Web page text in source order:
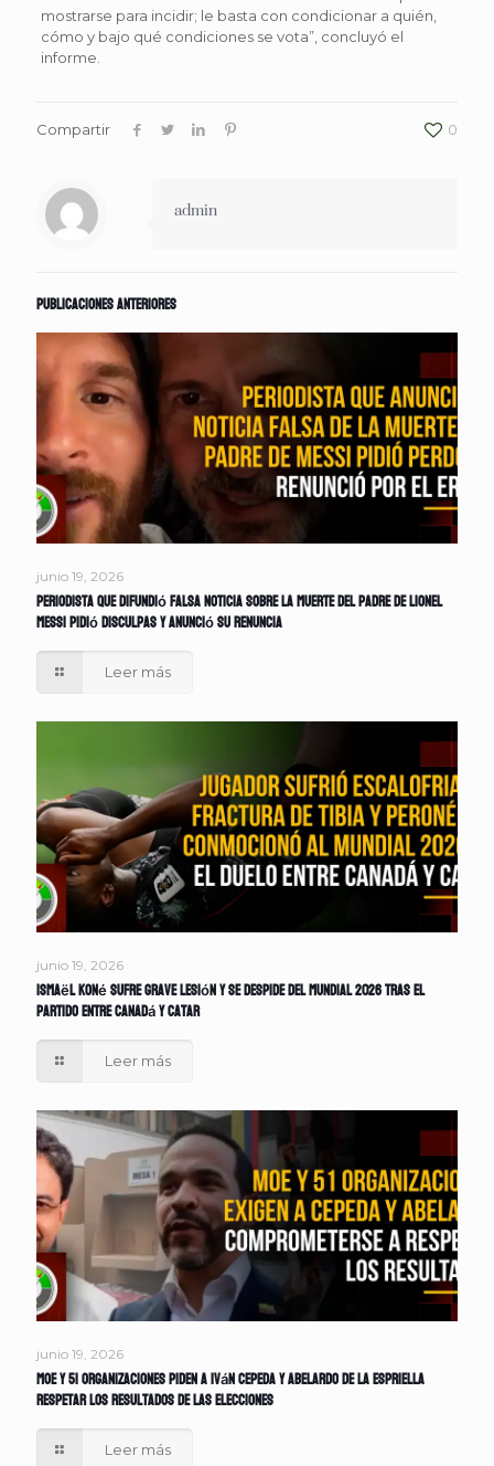
mostrarse para incidir; le basta con condicionar a quién,
cómo y bajo qué condiciones se vota”, concluyó el
informe.
Compartir 0
admin
Publicaciones anteriores
junio 19, 2026
Periodista que difundió falsa noticia sobre la muerte del padre de Lionel
Messi pidió disculpas y anunció su renuncia
Leer más
junio 19, 2026
Ismaël Koné sufre grave lesión y se despide del Mundial 2026 tras el
partido entre Canadá y Catar
Leer más
junio 19, 2026
MOE y 51 organizaciones piden a Iván Cepeda y Abelardo de la Espriella
respetar los resultados de las elecciones
Leer más